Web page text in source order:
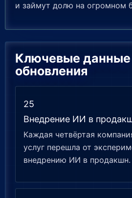
и займут долю на огромном
Ключевые данные
обновления
25
Внедрение ИИ в
Каждая четвёртая
услуг перешла от
внедрению ИИ в продакшн.